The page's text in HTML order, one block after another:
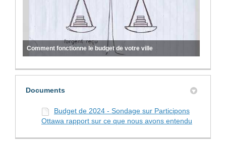
Comment fonctionne le budget de votre ville
Documents
Budget de 2024 - Sondage sur Participons
Ottawa rapport sur ce que nous avons entendu